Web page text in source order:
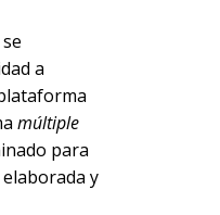
a
múltiple
para
y